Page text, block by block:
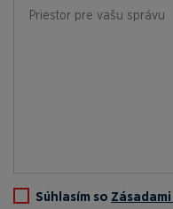
Súhlasím so